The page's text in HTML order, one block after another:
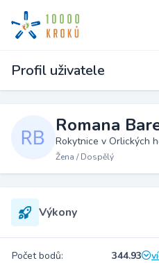
Profil uživatele
Romana
Rokytnice v Orlických
Žena / Dospělý
Výkony
Počet bodů: 344.93